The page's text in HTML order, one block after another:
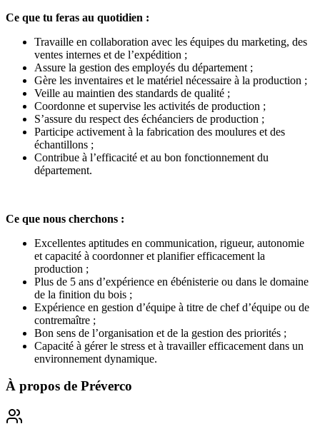
Ce que tu feras au quotidien :
Travaille en collaboration avec les équipes du marketing, des
ventes internes et de l’expédition ;
Assure la gestion des employés du département ;
Gère les inventaires et le matériel nécessaire à la production ;
Veille au maintien des standards de qualité ;
Coordonne et supervise les activités de production ;
S’assure du respect des échéanciers de production ;
Participe activement à la fabrication des moulures et des
échantillons ;
Contribue à l’efficacité et au bon fonctionnement du
département.
Ce que nous cherchons :
Excellentes aptitudes en communication, rigueur, autonomie
et capacité à coordonner et planifier efficacement la
production ;
Plus de 5 ans d’expérience en ébénisterie ou dans le domaine
de la finition du bois ;
Expérience en gestion d’équipe à titre de chef d’équipe ou de
contremaître ;
Bon sens de l’organisation et de la gestion des priorités ;
Capacité à gérer le stress et à travailler efficacement dans un
environnement dynamique.
À propos de Préverco